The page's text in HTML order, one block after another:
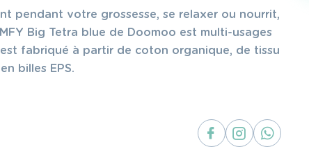
pendant votre grossesse, se relaxer ou nourrit,
Big Tetra blue de Doomoo est multi-usages
fabriqué à partir de coton organique, de tissu
billes EPS.